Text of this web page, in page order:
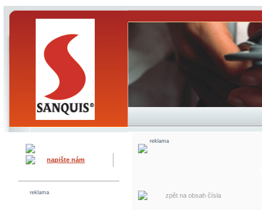
napište nám
reklama
reklama
zpět na obsah čísla